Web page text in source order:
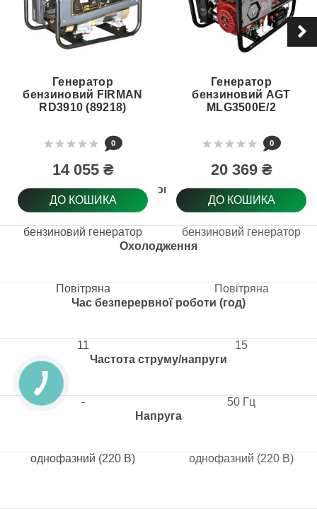
Тип товару
Охолодження
Час безперервної роботи (год)
Частота струму/напруги
Напруга
Генератор
бензиновий FIRMAN
RD3910 (89218)
0
14 055 ₴
ДО КОШИКА
бензиновий генератор
Повітряна
11
-
однофазний (220 В)
Генератор
бензиновий AGT
MLG3500E/2
0
20 369 ₴
ДО КОШИКА
бензиновий генератор
Повітряна
15
50 Гц
однофазний (220 В)